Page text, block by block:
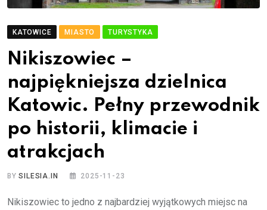
KATOWICE MIASTO TURYSTYKA
Nikiszowiec –
najpiękniejsza dzielnica
Katowic. Pełny przewodnik
po historii, klimacie i
atrakcjach
BYSILESIA.IN 2025-11-23
Nikiszowiec to jedno z najbardziej wyjątkowych miejsc na